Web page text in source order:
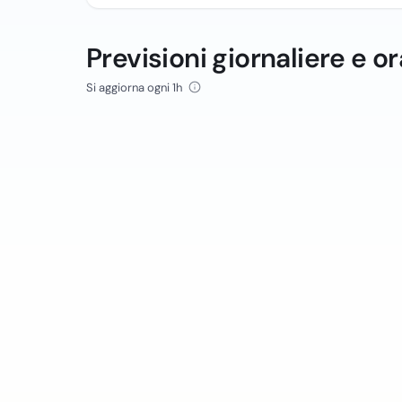
Previsioni giornaliere e
Si aggiorna ogni 1h